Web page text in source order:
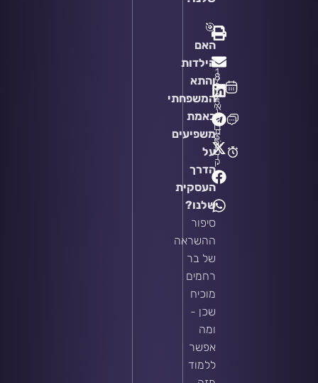
1
8
/
2
/
2
5
אי
ן
ת
גו
בו
ת
3
5:
4
0
ד
ק
'
🎯
האם
הילדות
והתא
המשפחתי
באמת
משפיעים
על
הדרך
העסקית
שלנו?
סיפור
ההשראה
של בר
רחמים
מוכיח
שכן -
ומה
אפשר
ללמוד